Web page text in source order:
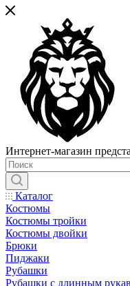
Интернет-магазин
Каталог
Костюмы
Костюмы тройки
Костюмы двойки
Брюки
Пиджаки
Рубашки
Рубашки с длинным